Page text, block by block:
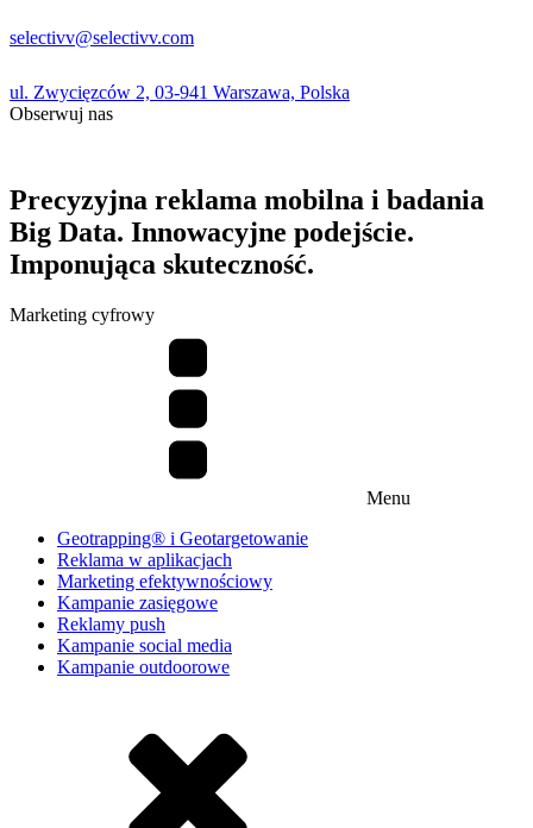
selectivv@selectivv.com
ul. Zwycięzców 2, 03-941 Warszawa, Polska
Obserwuj nas
Precyzyjna reklama mobilna i badania
Big Data. Innowacyjne podejście.
Imponująca skuteczność.
Marketing cyfrowy
Menu
Geotrapping® i Geotargetowanie
Reklama w aplikacjach
Marketing efektywnościowy
Kampanie zasięgowe
Reklamy push
Kampanie social media
Kampanie outdoorowe